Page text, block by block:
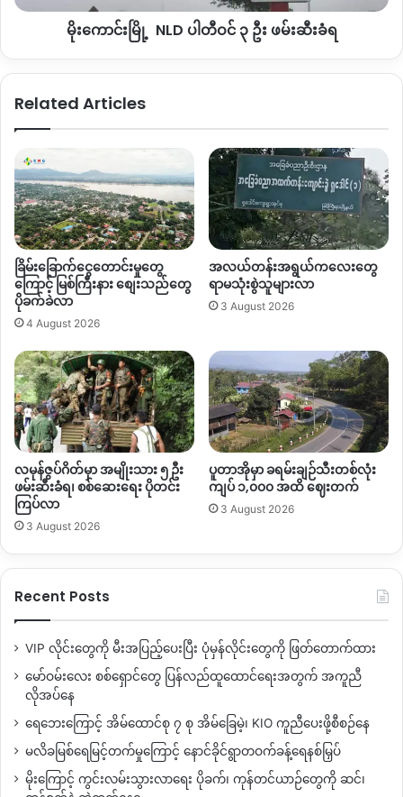
မိုးကောင်းမြို့ NLD ပါတီဝင် ၃ ဦး ဖမ်းဆီးခံရ
Related Articles
ခြိမ်းခြောက်ငွေတောင်းမှုတွေ
ကြောင့် မြစ်ကြီးနား စျေးသည်တွေ
ပိုခက်ခဲလာ
4 August 2026
အလယ်တန်းအရွယ်ကလေးတွေ
ရာမသုံးစွဲသူများလာ
3 August 2026
လမုန်ဇွပ်ဂိတ်မှာ အမျိုးသား ၅ ဦး
ဖမ်းဆီးခံရ၊ စစ်ဆေးရေး ပိုတင်း
ကြပ်လာ
3 August 2026
ပူတာအိုမှာ ခရမ်းချဉ်သီးတစ်လုံး
ကျပ် ၁,၀၀၀ အထိ ဈေးတက်
3 August 2026
Recent Posts
VIP လိုင်းတွေကို မီးအပြည့်ပေးပြီး ပုံမှန်လိုင်းတွေကို ဖြတ်တောက်ထား
မော်ဝမ်းလေး စစ်ရှောင်တွေ ပြန်လည်ထူထောင်ရေးအတွက် အကူညီ
လိုအပ်နေ
ရေဘေးကြောင့် အိမ်ထောင်စု ၇ စု အိမ်ခြေမဲ့၊ KIO ကူညီပေးဖို့စီစဉ်နေ
မလိခမြစ်ရေမြင့်တက်မှုကြောင့် နောင်ခိုင်ရွာတဝက်ခန့်ရေနစ်မြှပ်
မိုးကြောင့် ကွင်းလမ်းသွားလာရေး ပိုခက်၊ ကုန်တင်ယာဉ်တွေကို ဆင်၊